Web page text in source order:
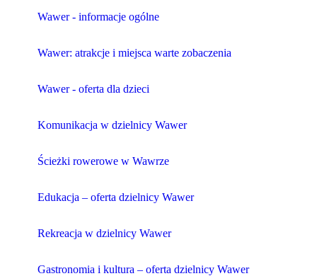
Wawer - informacje ogólne
Wawer: atrakcje i miejsca warte zobaczenia
Wawer - oferta dla dzieci
Komunikacja w dzielnicy Wawer
Ścieżki rowerowe w Wawrze
Edukacja – oferta dzielnicy Wawer
Rekreacja w dzielnicy Wawer
Gastronomia i kultura – oferta dzielnicy Wawer